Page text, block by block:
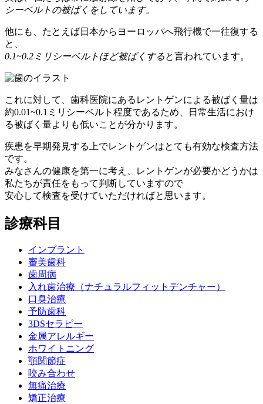
シーベルトの被ばくをしています。
他にも、たとえば日本からヨーロッパへ飛行機で一往復する
と、
0.1~0.2ミリシーベルトほど被ばくすると言われています。
これに対して、 歯科医院にあるレントゲンによる被ばく量は
約0.01~0.1ミリシーベルト程度であるため、日常生活におけ
る被ばく量よりも低いことが分かります。
疾患を早期発見する上でレントゲンはとても有効な検査方法
です。
みなさんの健康を第一に考え、レントゲンが必要かどうかは
私たちが責任をもって判断していますので
安心して検査を受けていただければと思います。
診療科目
インプラント
審美歯科
歯周病
入れ歯治療 （ナチュラルフィットデンチャー）
口臭治療
予防歯科
3DSセラピー
金属アレルギー
ホワイトニング
顎関節症
咬み合わせ
無痛治療
矯正治療